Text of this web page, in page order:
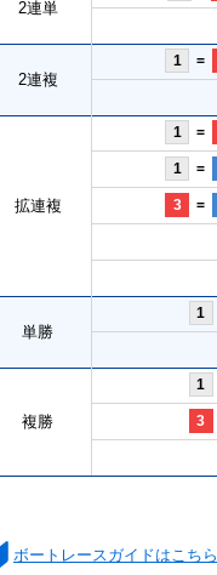
2連単
2連複
1 =
拡連複
1 =
1 =
3 =
単勝
1
複勝
1
3
ボートレースガイドはこちら